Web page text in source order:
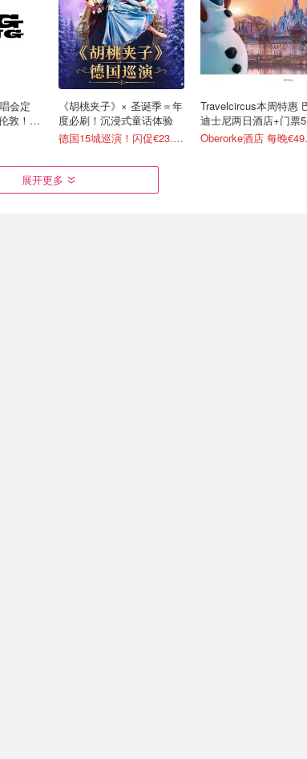
会定
敦！相
《胡桃夹子》× 圣诞季＝年
度必刷！沉浸式童话体验
德国15城巡演！闪促€23.99起
Travelcircus本周特惠
迪士尼两日酒店+门票
起！
展开更多